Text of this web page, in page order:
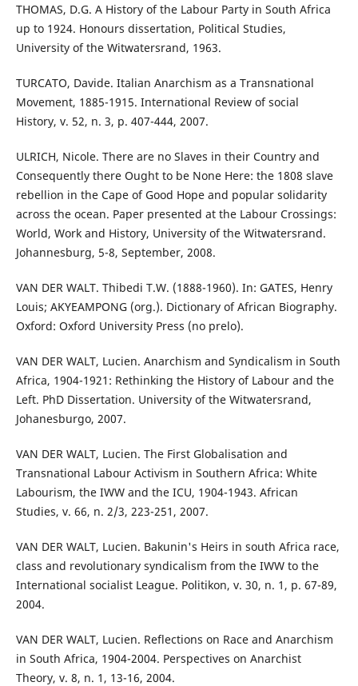
THOMAS, D.G. A History of the Labour Party in South Africa
up to 1924. Honours dissertation, Political Studies,
University of the Witwatersrand, 1963.
TURCATO, Davide. Italian Anarchism as a Transnational
Movement, 1885-1915. International Review of social
History, v. 52, n. 3, p. 407-444, 2007.
ULRICH, Nicole. There are no Slaves in their Country and
Consequently there Ought to be None Here: the 1808 slave
rebellion in the Cape of Good Hope and popular solidarity
across the ocean. Paper presented at the Labour Crossings:
World, Work and History, University of the Witwatersrand.
Johannesburg, 5-8, September, 2008.
VAN DER WALT. Thibedi T.W. (1888-1960). In: GATES, Henry
Louis; AKYEAMPONG (org.). Dictionary of African Biography.
Oxford: Oxford University Press (no prelo).
VAN DER WALT, Lucien. Anarchism and Syndicalism in South
Africa, 1904-1921: Rethinking the History of Labour and the
Left. PhD Dissertation. University of the Witwatersrand,
Johanesburgo, 2007.
VAN DER WALT, Lucien. The First Globalisation and
Transnational Labour Activism in Southern Africa: White
Labourism, the IWW and the ICU, 1904-1943. African
Studies, v. 66, n. 2/3, 223-251, 2007.
VAN DER WALT, Lucien. Bakunin's Heirs in south Africa race,
class and revolutionary syndicalism from the IWW to the
International socialist League. Politikon, v. 30, n. 1, p. 67-89,
2004.
VAN DER WALT, Lucien. Reflections on Race and Anarchism
in South Africa, 1904-2004. Perspectives on Anarchist
Theory, v. 8, n. 1, 13-16, 2004.